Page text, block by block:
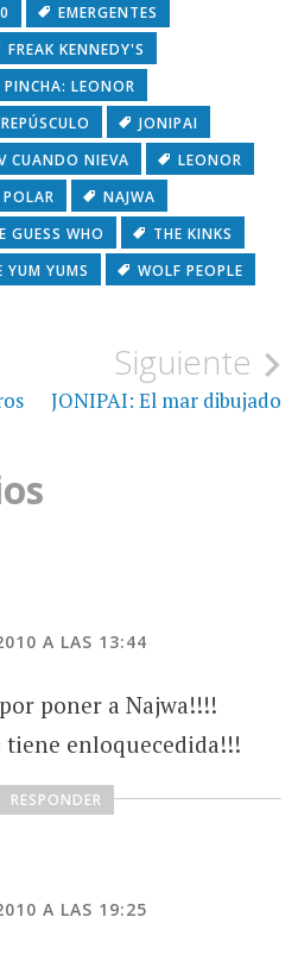
EMERGENTES
FREAK KENNEDY'S
PINCHA: LEONOR
JONIPAI
CUANDO NIEVA
LEONOR
NAJWA
GUESS WHO
THE KINKS
YUM YUMS
WOLF PEOPLE
Siguiente
JONIPAI: El mar dibujado
A LAS 13:44
poner a Najwa!!!!
enloquecedida!!!
RESPONDER
A LAS 19:25